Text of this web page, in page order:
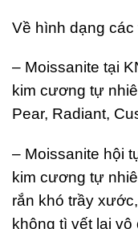
Về hình dạng các
– Moissanite tại
kim cương tự
Pear, Radiant,
– Moissanite hội
kim cương tự
rắn khó trầy
không tì vết lại